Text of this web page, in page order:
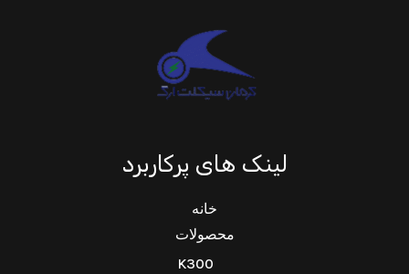
لینک های پرکاربرد
خانه
محصولات
K300